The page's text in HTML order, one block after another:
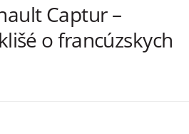
Captur –
o francúzskych